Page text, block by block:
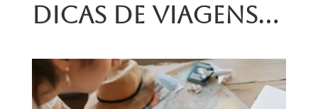
Dicas de Viagens…